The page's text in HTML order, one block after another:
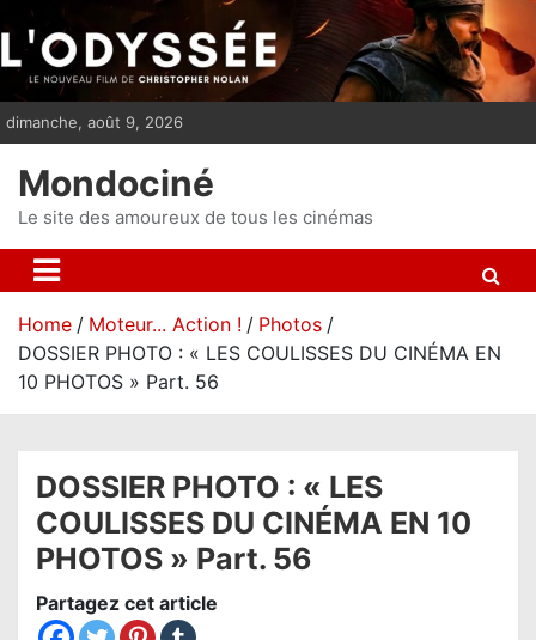
i
p
t
n
dimanche, août 9, 2026
Mondociné
Le site des amoureux de tous les cinémas
Home Moteur... Action !
Photos
DOSSIER PHOTO : « LES COULISSES DU CINÉMA EN
10 PHOTOS » Part. 56
DOSSIER PHOTO : « LES
COULISSES DU CINÉMA EN 10
PHOTOS » Part. 56
Partagez cet article